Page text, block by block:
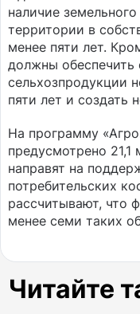
наличие
территории в
менее пяти лет.
должны обеспечить
сельхозпродукции
пяти лет и создать
На программу
предусмотрено
направят на
потребительских
рассчитывают, что
менее семи таких
Читайте